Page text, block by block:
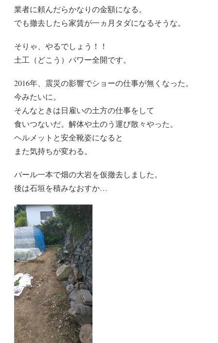
業者に頼んだらかなりの金額になる。
でも撤去したら家賃が一ヵ月タダになるそうな。
そりゃ、やるでしょう！！
土工（どこう）パワー全開です。
2016年、震災の影響でショーの仕事が無くなった。
今みたいに。
そんなときは日雇いの土方の仕事をして
食いつないだ。解体や土のう運び散々やった。
ヘルメットと安全靴姿になると
また気持ちが変わる。
バール一本で畑の大岩を仮撤去しました。
後は石垣を積みなおすか…